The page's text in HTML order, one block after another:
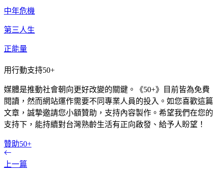
中年危機
第三人生
正能量
用行動支持50+
媒體是推動社會朝向更好改變的關鍵。《50+》目前皆為免費
閱讀，然而網站運作需要不同專業人員的投入。如您喜歡這篇
文章，誠摯邀請您小額贊助，支持內容製作。希望我們在您的
支持下，能持續對台灣熟齡生活有正向啟發、給予人盼望！
贊助50+
上一篇